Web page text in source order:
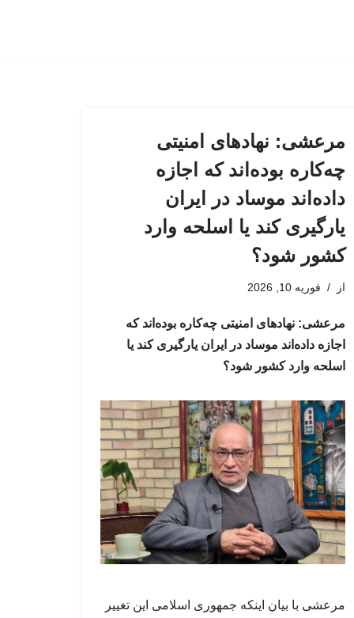
مرعشی: نهادهای امنیتی
چه‌کاره بوده‌اند که اجازه
داده‌اند موساد در ایران
یارگیری کند یا اسلحه وارد
کشور شود؟
از فوریه 10, 2026
مرعشی: نهادهای امنیتی چه‌کاره بوده‌اند که
اجازه داده‌اند موساد در ایران یارگیری کند یا
اسلحه وارد کشور شود؟
مرعشی با بیان اینکه جمهوری اسلامی این تغییر